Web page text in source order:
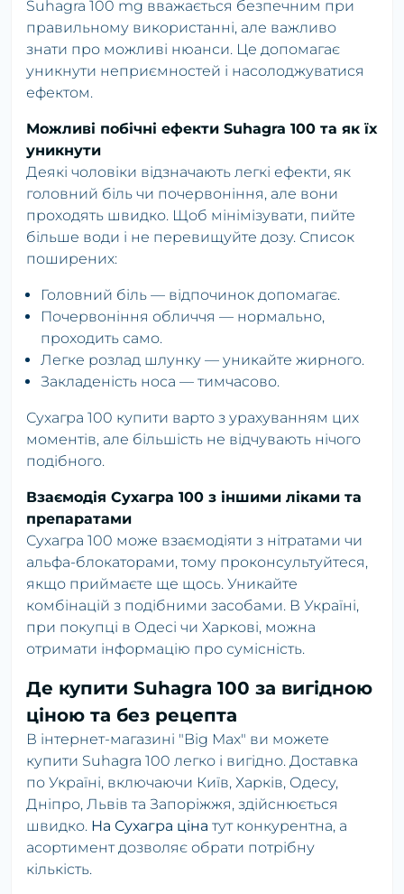
Suhagra 100 mg вважається безпечним при
правильному використанні, але важливо
знати про можливі нюанси. Це допомагає
уникнути неприємностей і насолоджуватися
ефектом.
Можливі побічні ефекти Suhagra 100 та як їх
уникнути
Деякі чоловіки відзначають легкі ефекти, як
головний біль чи почервоніння, але вони
проходять швидко. Щоб мінімізувати, пийте
більше води і не перевищуйте дозу. Список
поширених:
Головний біль — відпочинок допомагає.
Почервоніння обличчя — нормально,
проходить само.
Легке розлад шлунку — уникайте жирного.
Закладеність носа — тимчасово.
Сухагра 100 купити варто з урахуванням цих
моментів, але більшість не відчувають нічого
подібного.
Взаємодія Сухагра 100 з іншими ліками та
препаратами
Сухагра 100 може взаємодіяти з нітратами чи
альфа-блокаторами, тому проконсультуйтеся,
якщо приймаєте ще щось. Уникайте
комбінацій з подібними засобами. В Україні,
при покупці в Одесі чи Харкові, можна
отримати інформацію про сумісність.
Де купити Suhagra 100 за вигідною
ціною та без рецепта
В інтернет-магазині "Big Max" ви можете
купити Suhagra 100 легко і вигідно. Доставка
по Україні, включаючи Київ, Харків, Одесу,
Дніпро, Львів та Запоріжжя, здійснюється
швидко. На Сухагра ціна тут конкурентна, а
асортимент дозволяє обрати потрібну
кількість.